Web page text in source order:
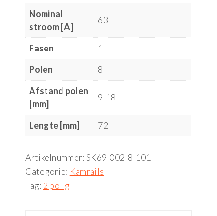
Nominal
stroom [A]
63
Fasen
1
Polen
8
Afstand polen
[mm]
9-18
Lengte [mm] 72
Artikelnummer: SK69-002-8-101
Categorie: Kamrails
Tag: 2 polig